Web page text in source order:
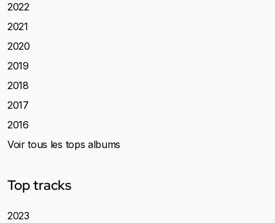
2022
2021
2020
2019
2018
2017
2016
Voir tous les tops albums
Top tracks
2023